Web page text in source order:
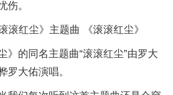
伤。
滚红尘》主题曲 《滚滚红尘》
》的同名主题曲“滚滚红尘”由罗大
罗大佑演唱。